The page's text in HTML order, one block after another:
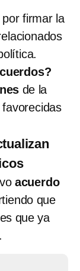
firmar la
de la
acuerdo
que
que ya